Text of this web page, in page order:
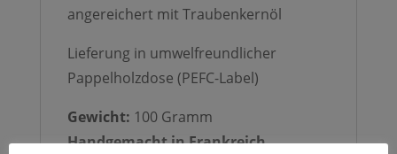
angereichert mit Traubenkernöl
Lieferung in umwelfreundlicher
Pappelholzdose (PEFC-Label)
Gewicht: 100 Gramm
Handgemacht in Frankreich